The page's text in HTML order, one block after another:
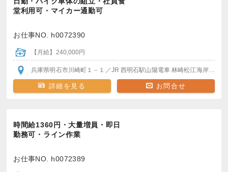
堂利用可・マイカー通勤可
お仕事NO. h0072390
【月給】240,000円
兵庫県明石市川崎町１－１ ／JR 西明石駅山陽電車 林崎松江海岸駅
詳細を見る お問合せ
時間給1360円・大量増員・即日
勤務可・ライン作業
お仕事NO. h0072389